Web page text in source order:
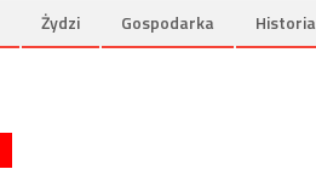
Żydzi Gospodarka Historia